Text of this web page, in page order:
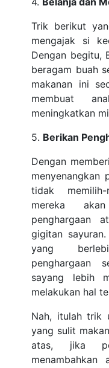
Trik berikut
mengajak si
Dengan begitu,
beragam buah
makanan ini
membuat
meningkatkan
5. Berikan
Dengan
menyenangkan
tidak memilih-
mereka
penghargaan
gigitan
yang
penghargaan
sayang lebih
melakukan hal
Nah, itulah trik
yang sulit
atas, jika
menambahkan